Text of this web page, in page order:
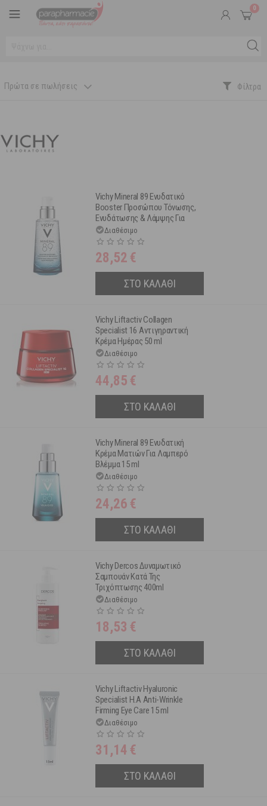
0
Πρώτα σε πωλήσεις
Vichy Mineral 89 Ενυδατικό
Booster Προσώπου Τόνωσης,
Ενυδάτωσης & Λάμψης Για
Όλες Τις Επιδερμίδες 50ml
Διαθέσιμο
28,52 €
ΣΤΟ ΚΑΛΑΘΙ
Vichy Liftactiv Collagen
Specialist 16 Αντιγηραντική
Κρέμα Ημέρας 50 ml
Διαθέσιμο
44,85 €
ΣΤΟ ΚΑΛΑΘΙ
Vichy Mineral 89 Ενυδατική
Κρέμα Ματιών Για Λαμπερό
Βλέμμα 15 ml
Διαθέσιμο
24,26 €
ΣΤΟ ΚΑΛΑΘΙ
Vichy Dercos Δυναμωτικό
Σαμπουάν Κατά Της
Τριχόπτωσης 400ml
Διαθέσιμο
18,53 €
ΣΤΟ ΚΑΛΑΘΙ
Vichy Liftactiv Hyaluronic
Specialist H.A Anti-Wrinkle
Firming Eye Care 15 ml
Διαθέσιμο
31,14 €
ΣΤΟ ΚΑΛΑΘΙ